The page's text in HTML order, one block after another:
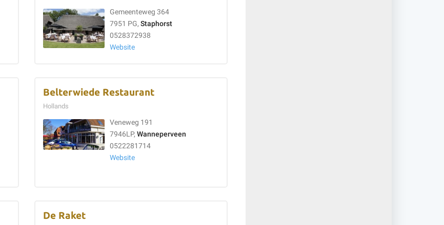
Gemeenteweg 364
7951 PG, Staphorst
0528372938
Website
Belterwiede Restaurant
Hollands
Veneweg 191
7946LP, Wanneperveen
0522281714
Website
De Raket